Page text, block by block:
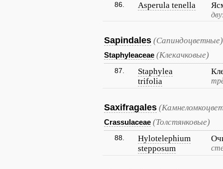
86. Asperula tenella
Sapindales (Сапиндоцветные)
Staphyleaceae (Клекачковые)
87.
Staphylea
trifolia
Saxifragales
Crassulaceae (Толстянковые)
88.
Hylotelephium
stepposum